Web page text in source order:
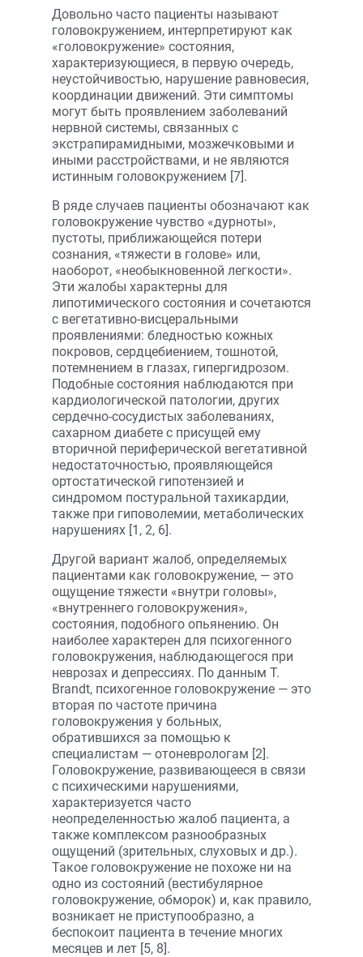
Довольно часто пациенты называют
головокружением, интерпретируют как
«головокружение» состояния,
характеризующиеся, в первую очередь,
не­устойчивостью, нарушение равновесия,
координации движений. Эти симптомы
могут быть проявлением заболеваний
нервной системы, связанных с
экстрапирамидными, мозжечковыми и
иными расстройствами, и не являются
истинным головокружением [7].
В ряде случаев пациенты обозначают как
головокружение чувство «дурноты»,
пустоты, приближающейся потери
сознания, «тяжести в голове» или,
наоборот, «необыкновенной легкости».
Эти жалобы характерны для
липотимического состояния и сочетаются
с вегетативно-висцеральными
проявлениями: бледностью кожных
покровов, сердцебиением, тошнотой,
потемнением в глазах, гипергидрозом.
Подобные состояния наблюдаются при
кардиологической патологии, других
сердечно-сосудистых заболеваниях,
сахарном диабете с присущей ему
вторичной периферической вегетативной
недостаточностью, проявляющейся
ортостатической гипотензией и
синдромом постуральной тахикардии,
также при гиповолемии, метаболических
нарушениях [1, 2, 6].
Другой вариант жалоб, определяемых
пациентами как головокружение, — это
ощущение тяжести «внутри головы»,
«внутреннего головокружения»,
состояния, подобного опьянению. Он
наиболее характерен для психогенного
головокружения, наблюдающегося при
неврозах и депрессиях. По данным T.
Brandt, психогенное головокружение — это
вторая по частоте причина
головокружения у больных,
обратившихся за помощью к
специалистам — отоневрологам [2].
Головокружение, развивающееся в связи
с психическими нарушениями,
характеризуется часто
неопределенностью жалоб пациента, а
также комплексом разно­образных
ощущений (зрительных, слуховых и др.).
Такое головокружение не похоже ни на
одно из состояний (вестибулярное
головокружение, обморок) и, как правило,
возникает не приступообразно, а
беспокоит пациента в течение многих
месяцев и лет [5, 8].